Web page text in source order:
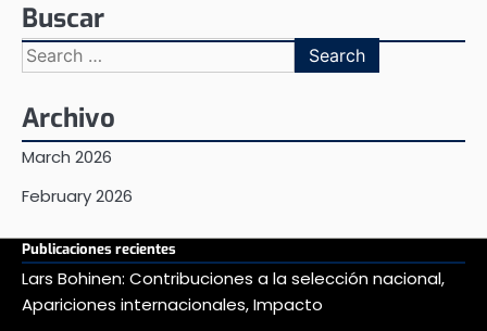
Buscar
Search
for:
Archivo
March 2026
February 2026
Publicaciones recientes
Lars Bohinen: Contribuciones a la selección nacional,
Apariciones internacionales, Impacto